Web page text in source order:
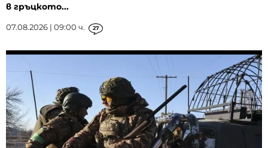
в гръцкото...
07.08.2026 | 09:00 ч. 27